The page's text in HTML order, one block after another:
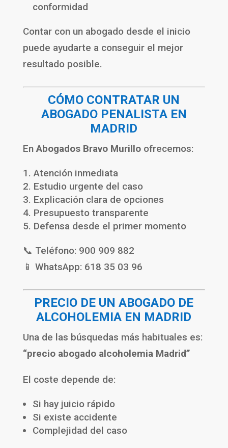
conformidad
Contar con un abogado desde el inicio
puede ayudarte a conseguir el mejor
resultado posible.
CÓMO CONTRATAR UN
ABOGADO PENALISTA EN
MADRID
En Abogados Bravo Murilloofrecemos:
Atención inmediata
Estudio urgente del caso
Explicación clara de opciones
Presupuesto transparente
Defensa desde el primer momento
📞 Teléfono: 900 909 882
📱 WhatsApp: 618 35 03 96
PRECIO DE UN ABOGADO DE
ALCOHOLEMIA EN MADRID
Una de las búsquedas más habituales es:
“precio abogado alcoholemia Madrid”
El coste depende de:
Si hay juicio rápido
Si existe accidente
Complejidad del caso